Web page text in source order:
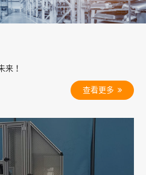
来！
查看更多